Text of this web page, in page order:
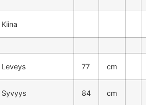
Kiina
Leveys 77 cm
Syvyys 84 cm